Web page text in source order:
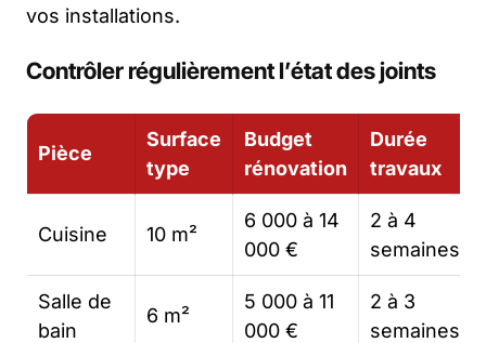
vos installations.
Contrôler régulièrement l’état des joints
Pièce
Surface
type
Budget
rénovation
Durée
travaux
Cuisine 10 m²
6 000 à 14
000 €
2 à 4
semaines
Salle de
bain
6 m²
5 000 à 11
000 €
2 à 3
semaines